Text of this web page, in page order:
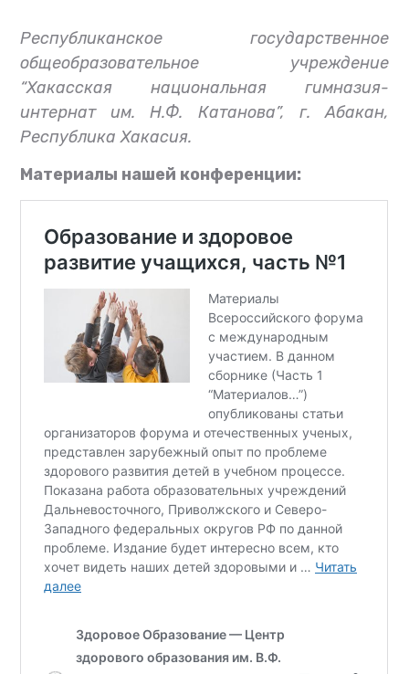
Республиканское государственное
общеобразовательное учреждение
“Хакасская национальная гимназия-
интернат им. Н.Ф. Катанова”, г. Абакан,
Республика Хакасия.
Материалы нашей конференции: